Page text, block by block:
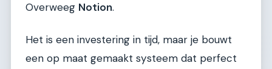
Overweeg Notion.
Het is een investering in tijd, maar je bouwt
een op maat gemaakt systeem dat perfect